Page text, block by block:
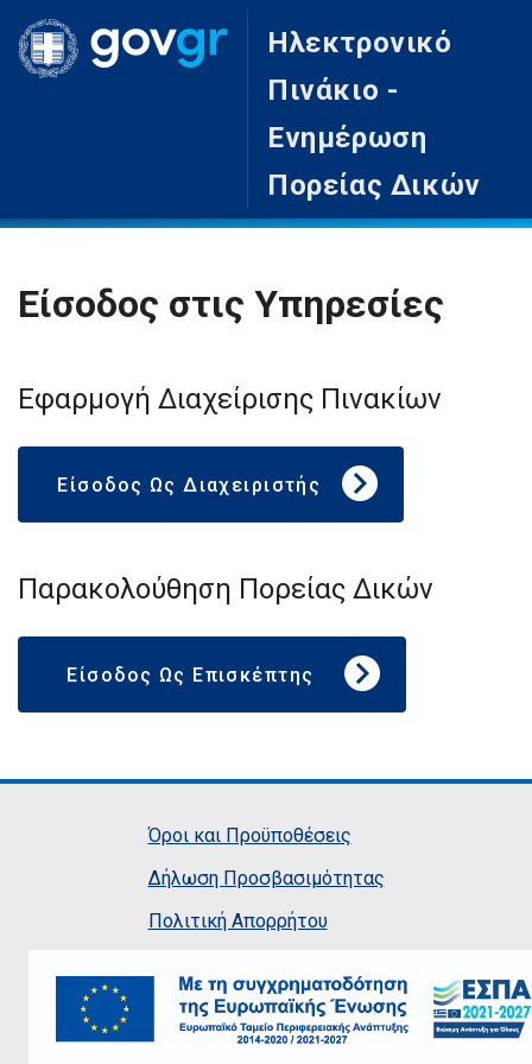
Ηλεκτρονικό
Πινάκιο -
Ενημέρωση
Πορείας Δικών
Είσοδος στις Υπηρεσίες
Εφαρμογή Διαχείρισης Πινακίων
Είσοδος Ως Διαχειριστής
Παρακολούθηση Πορείας Δικών
Είσοδος Ως Επισκέπτης
Όροι και Προϋποθέσεις
Δήλωση Προσβασιμότητας
Πολιτική Απορρήτου